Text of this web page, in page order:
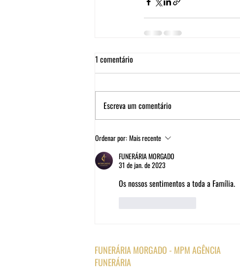
1 comentário
Escreva um comentário
Ordenar por:Mais recente
FUNERÁRIA MORGADO
31 de jan. de 2023
Os nossos sentimentos a toda a Família.
FUNERÁRIA MORGADO - MPM AGÊNCIA
FUNERÁRIA